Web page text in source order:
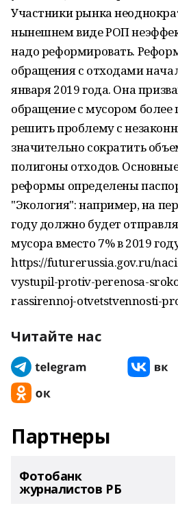
Участники рынка
нынешнем виде РОП
надо реформировать.
обращения с отходами
января 2019 года. Она
обращение с мусором
решить проблему с
значительно сократить
полигоны отходов.
реформы определены
"Экология": например, на
году должно будет
мусора вместо 7% в 2019
https://futurerussia.gov.ru/
vystupil-protiv-perenosa-
rassirennoj-otvetstvennosti-
Читайте нас
Партнеры
Фотобанк
журналистов РБ